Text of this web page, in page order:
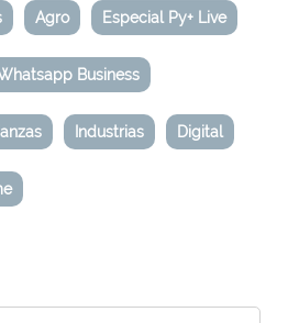
Agro Especial Py+ Live
Business
Industrias Digital